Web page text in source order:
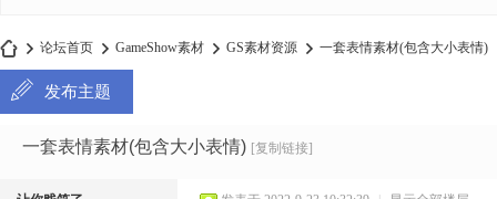
»
论坛首页
›
GameShow素材
›
GS素材资源
›
一套表情素材(包含大小表情)
发布主题
一套表情素材(包含大小表情) [复制链接]